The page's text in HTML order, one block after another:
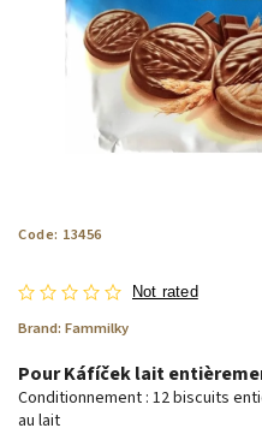
Code: 13456
Not rated
Brand: Fammilky
Pour Káfíček lait
Conditionnement : 12 biscuits
au lait